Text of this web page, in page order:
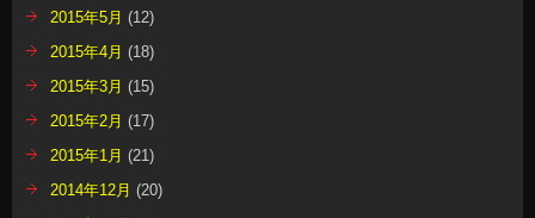
2015年5月 (12)
2015年4月 (18)
2015年3月 (15)
2015年2月 (17)
2015年1月 (21)
2014年12月 (20)